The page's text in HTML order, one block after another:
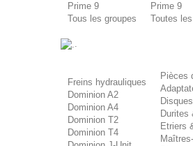
Prime 9
Tous les groupes
Prime 9
Toutes
.
Freins hydrauliques
Dominion A2
Dominion A4
Dominion T2
Dominion T4
Pièces
Durites
Etriers